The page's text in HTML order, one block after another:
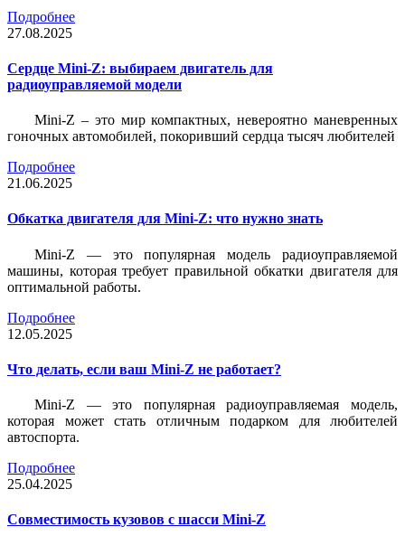
Подробнее
27.08.2025
Сердце Mini-Z: выбираем двигатель для
радиоуправляемой модели
Mini-Z – это мир компактных, невероятно маневренных
гоночных автомобилей, покоривший сердца тысяч любителей
Подробнее
21.06.2025
Обкатка двигателя для Mini-Z: что нужно знать
Mini-Z — это популярная модель радиоуправляемой
машины, которая требует правильной обкатки двигателя для
оптимальной работы.
Подробнее
12.05.2025
Что делать, если ваш Mini-Z не работает?
Mini-Z — это популярная радиоуправляемая модель,
которая может стать отличным подарком для любителей
автоспорта.
Подробнее
25.04.2025
Совместимость кузовов с шасси Mini-Z